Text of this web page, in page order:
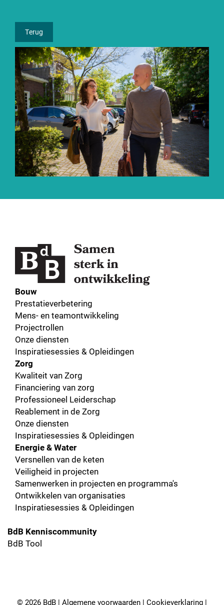
Terug
Bouw
Prestatieverbetering
Mens- en teamontwikkeling
Projectrollen
Onze diensten
Inspiratiesessies & Opleidingen
Zorg
Kwaliteit van Zorg
Financiering van zorg
Professioneel Leiderschap
Reablement in de Zorg
Onze diensten
Inspiratiesessies & Opleidingen
Energie & Water
Versnellen van de keten
Veiligheid in projecten
Samenwerken in projecten en programma's
Ontwikkelen van organisaties
Inspiratiesessies & Opleidingen
BdB Kenniscommunity
BdB Tool
© 2026 BdB | Algemene voorwaarden | Cookieverklaring |